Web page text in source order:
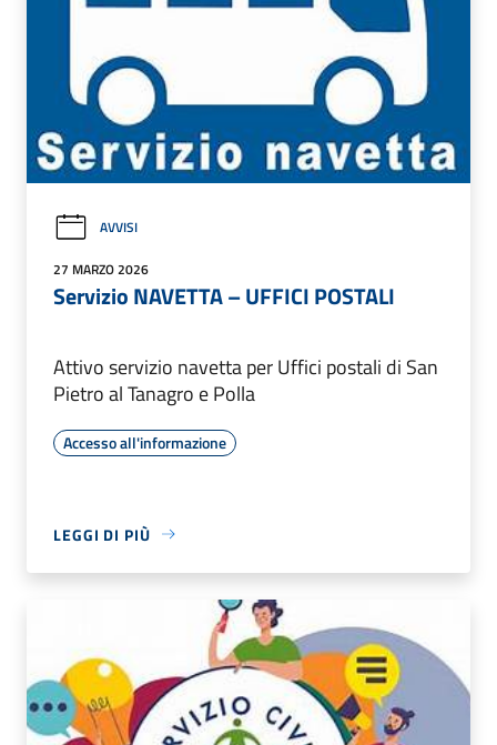
AVVISI
27 MARZO 2026
Servizio NAVETTA – UFFICI POSTALI
Attivo servizio navetta per Uffici postali di San
Pietro al Tanagro e Polla
Accesso all'informazione
LEGGI DI PIÙ